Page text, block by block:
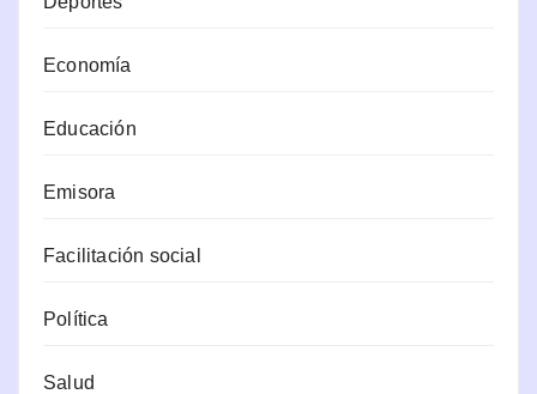
Economía
Educación
Emisora
Facilitación social
Política
Salud